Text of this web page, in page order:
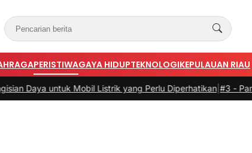
PERISTIWAGAYA HIDUPTEKNOLOGIKEPULAUAN RIAU
Listrik yang Perlu Diperhatikan|#3 -Panduan Belanja